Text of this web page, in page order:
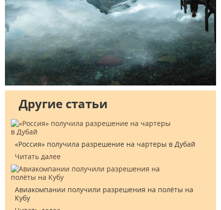
Другие статьи
«Россия» получила разрешение на чартеры в Дубай
Читать далее
Авиакомпании получили разрешения на полёты на
Кубу